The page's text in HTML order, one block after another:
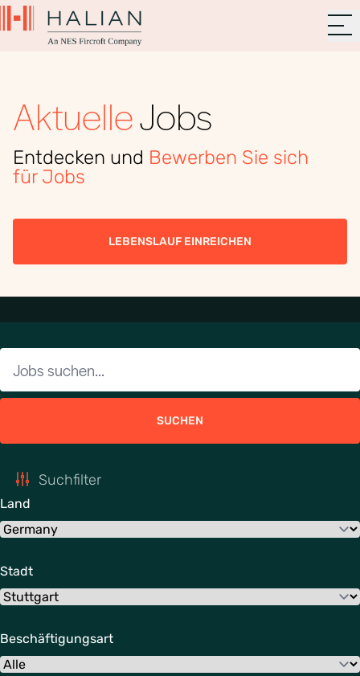
AktuelleJobs
Entdecken und Bewerben Sie sich
für Jobs
LEBENSLAUF EINREICHEN
SUCHEN
Suchfilter
Land
Stadt
Beschäftigungsart